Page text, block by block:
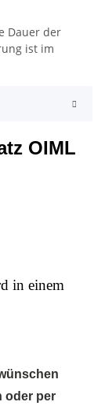
OIML
in einem
oder per